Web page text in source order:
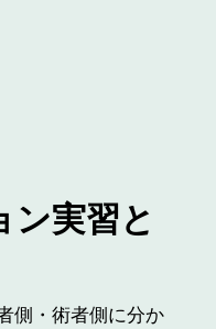
ン実習と
側・術者側に分か